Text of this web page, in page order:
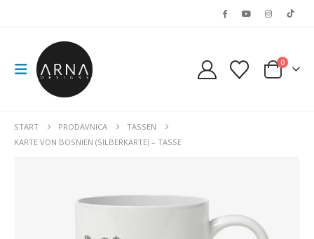
0
START PRODAVNICA
TASSEN
KARTE VON BOSNIEN (SILBERKARTE) – TASSE